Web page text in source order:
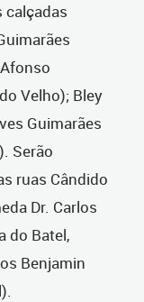
calçadas
Velho); Bley
Guimarães
Serão
ruas Cândido
Dr. Carlos
do Batel,
Benjamin